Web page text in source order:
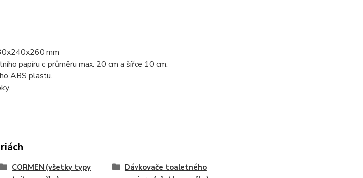
mm
papíru o průměru max. 20 cm a šířce 10 cm.
ABS plastu.
CORMEN (všetky typy
Dávkovače toaletného